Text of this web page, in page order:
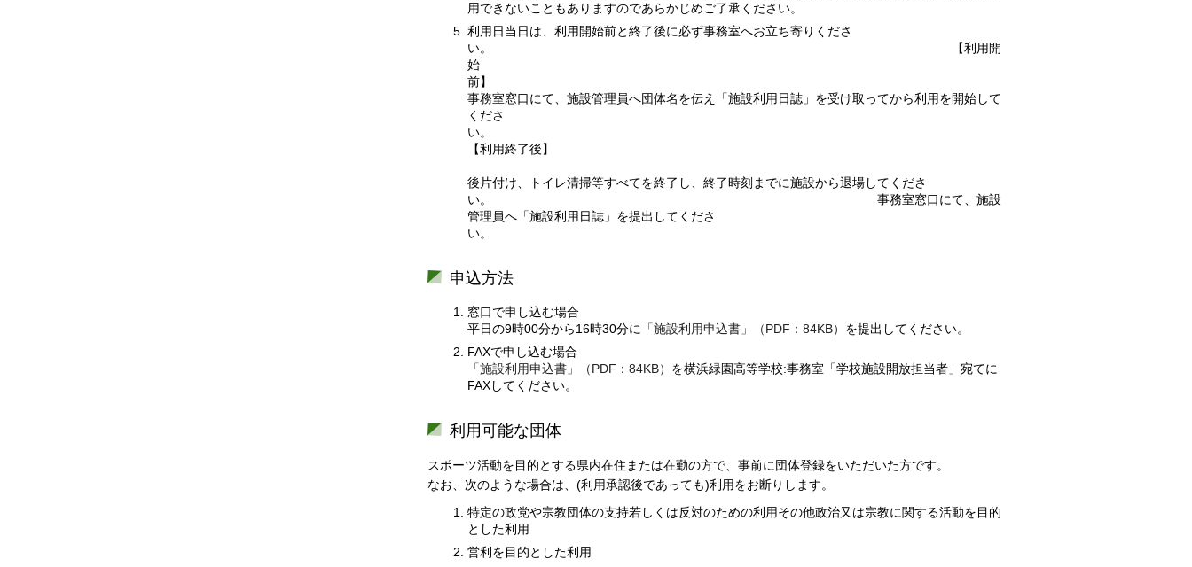
用できないこともありますのであらかじめご了承ください。
利用日当日は、利用開始前と終了後に必ず事務室へお立ち寄りくださ
い。 【利用開
始
前
事務室窓口にて、施設管理員へ団体名を伝え「施設利用日誌」を受け取ってから利用を開始して
くださ
い
【利用終了後】
後片付け、トイレ清掃等すべてを終了し、終了時刻までに施設から退場してくださ
い。 事務室窓口にて、施設
管理員へ「施設利用日誌」を提出してくださ
申込方法
窓口で申し込む場合
平日の9時00分から16時30分に
「施設利用申込書」（PDF：84KB） を提出してください。
FAXで申し込む場合
「施設利用申込書」（PDF：84KB） を横浜緑園高等学校:事務室「学校施設開放担当者」宛てに
FAXしてください。
利用可能な団体
スポーツ活動を目的とする県内在住または在勤の方で、事前に団体登録をいただいた方です。
なお、次のような場合は、(利用承認後であっても)利用をお断りします。
特定の政党や宗教団体の支持若しくは反対のための利用その他政治又は宗教に関する活動を目的
とした利用
営利を目的とした利用